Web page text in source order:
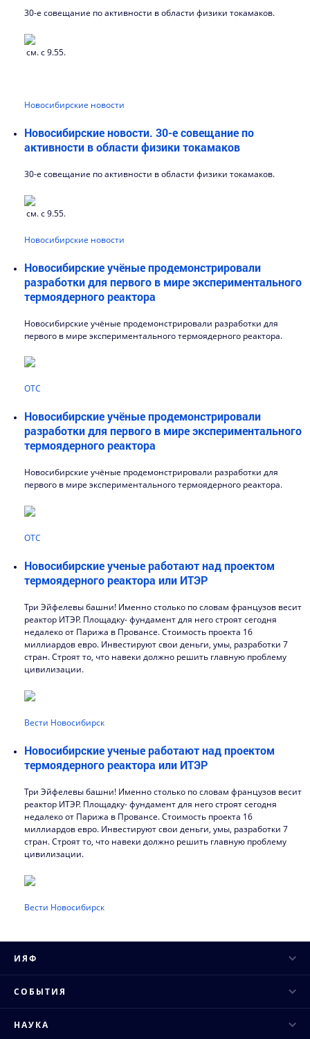
30-е совещание по активности в области физики токамаков.
см. с 9.55.
Новосибирские новости
Новосибирские новости. 30-е совещание по
активности в области физики токамаков
30-е совещание по активности в области физики токамаков.
см. с 9.55.
Новосибирские новости
Новосибирские учёные продемонстрировали
разработки для первого в мире экспериментального
термоядерного реактора
Новосибирские учёные продемонстрировали разработки для
первого в мире экспериментального термоядерного реактора.
ОТС
Новосибирские учёные продемонстрировали
разработки для первого в мире экспериментального
термоядерного реактора
Новосибирские учёные продемонстрировали разработки для
первого в мире экспериментального термоядерного реактора.
ОТС
Новосибирские ученые работают над проектом
термоядерного реактора или ИТЭР
Три Эйфелевы башни! Именно столько по словам французов весит
реактор ИТЭР. Площадку- фундамент для него строят сегодня
недалеко от Парижа в Провансе. Стоимость проекта 16
миллиардов евро. Инвестируют свои деньги, умы, разработки 7
стран. Строят то, что навеки должно решить главную проблему
цивилизации.
Вести Новосибирск
Новосибирские ученые работают над проектом
термоядерного реактора или ИТЭР
Три Эйфелевы башни! Именно столько по словам французов весит
реактор ИТЭР. Площадку- фундамент для него строят сегодня
недалеко от Парижа в Провансе. Стоимость проекта 16
миллиардов евро. Инвестируют свои деньги, умы, разработки 7
стран. Строят то, что навеки должно решить главную проблему
цивилизации.
Вести Новосибирск
ИЯФ
Структура института
СОБЫТИЯ
НАУКА